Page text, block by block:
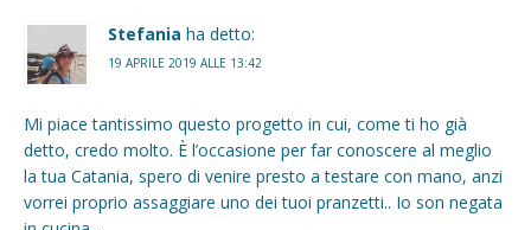
Stefania ha detto:
19 APRILE 2019 ALLE 13:42
Mi piace tantissimo questo progetto in cui, come ti ho già
detto, credo molto. È l’occasione per far conoscere al meglio
la tua Catania, spero di venire presto a testare con mano, anzi
vorrei proprio assaggiare uno dei tuoi pranzetti.. Io son negata